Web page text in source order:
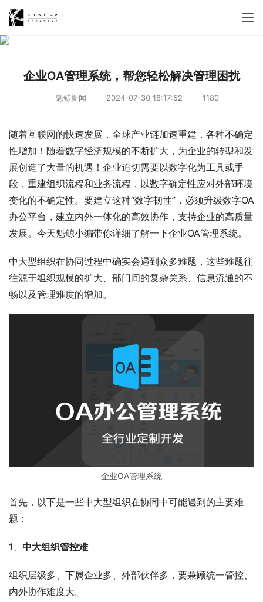
企业OA管理系统，帮您轻松解决管理困扰
魁鲸新闻 2024-07-30 18:17:52 1180
随着互联网的快速发展，全球产业链加速重建，各种不确定
性增加！随着数字经济规模的不断扩大，为企业的转型和发
展创造了大量的机遇！企业迫切需要以数字化为工具或手
段，重建组织流程和业务流程，以数字确定性应对外部环境
变化的不确定性。要建立这种“数字韧性”，必须升级数字OA
办公平台，建立内外一体化的高效协作，支持企业的高质量
发展。今天魁鲸小编带你详细了解一下企业OA管理系统。
中大型组织在协同过程中确实会遇到众多难题，这些难题往
往源于组织规模的扩大、部门间的复杂关系、信息流通的不
畅以及管理难度的增加。
企业OA管理系统
首先，以下是一些中大型组织在协同中可能遇到的主要难
题：
1、 中大组织管控难
组织层级多、下属企业多、外部伙伴多，要兼顾统一管控、
内外协作难度大。